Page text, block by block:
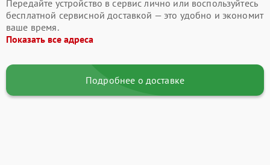
Передайте устройство в сервис лично или воспользуйтесь
бесплатной сервисной доставкой — это удобно и экономит
ваше время.
Показать все адреса
Подробнее о доставке